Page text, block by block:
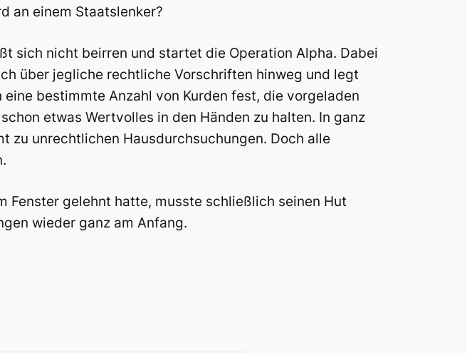
an einem Staatslenker?
sich nicht beirren und startet die Operation Alpha. Dabei
über jegliche rechtliche Vorschriften hinweg und legt
bestimmte Anzahl von Kurden fest, die vorgeladen
etwas Wertvolles in den Händen zu halten. In ganz
zu unrechtlichen Hausdurchsuchungen. Doch alle
Fenster gelehnt hatte, musste schließlich seinen Hut
wieder ganz am Anfang.